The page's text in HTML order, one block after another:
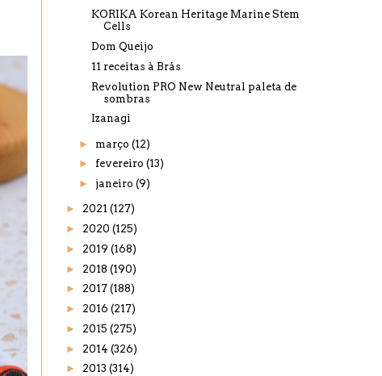
KORIKA Korean Heritage Marine Stem
Cells
Dom Queijo
11 receitas à Brás
Revolution PRO New Neutral paleta de
sombras
Izanagi
► março (12)
► fevereiro (13)
► janeiro (9)
► 2021 (127)
► 2020 (125)
► 2019 (168)
► 2018 (190)
► 2017 (188)
► 2016 (217)
► 2015 (275)
► 2014 (326)
► 2013 (314)